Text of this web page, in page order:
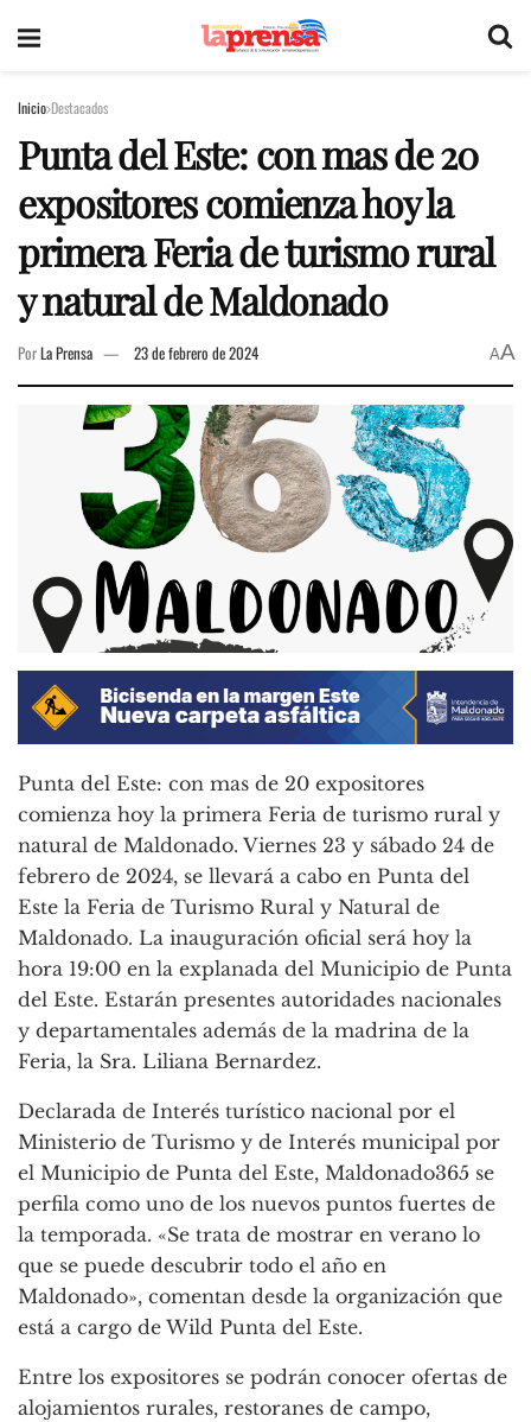
Inicio Destacados
Punta del Este: con mas de 20
expositores comienza hoy la
primera Feria de turismo rural
y natural de Maldonado
PorLa Prensa 23 de febrero de 2024 AA
Punta del Este: con mas de 20 expositores
comienza hoy la primera Feria de turismo rural y
natural de Maldonado. Viernes 23 y sábado 24 de
febrero de 2024, se llevará a cabo en Punta del
Este la Feria de Turismo Rural y Natural de
Maldonado. La inauguración oficial será hoy la
hora 19:00 en la explanada del Municipio de Punta
del Este. Estarán presentes autoridades nacionales
y departamentales además de la madrina de la
Feria, la Sra. Liliana Bernardez.
Declarada de Interés turístico nacional por el
Ministerio de Turismo y de Interés municipal por
el Municipio de Punta del Este, Maldonado365 se
perfila como uno de los nuevos puntos fuertes de
la temporada. «Se trata de mostrar en verano lo
que se puede descubrir todo el año en
Maldonado», comentan desde la organización que
está a cargo de Wild Punta del Este.
Entre los expositores se podrán conocer ofertas de
alojamientos rurales, restoranes de campo,